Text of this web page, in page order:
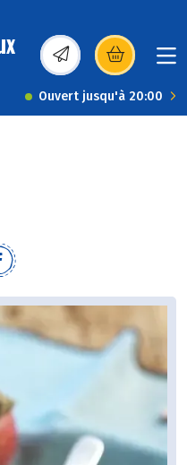
(s’ouvre dans une
Ouvert jusqu'à 20:00